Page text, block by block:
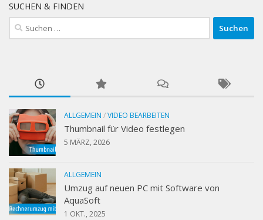
SUCHEN & FINDEN
Suchen
nach:
ALLGEMEIN /VIDEO BEARBEITEN
Thumbnail für Video festlegen
5 MÄRZ, 2026
ALLGEMEIN
Umzug auf neuen PC mit Software von
AquaSoft
1 OKT., 2025